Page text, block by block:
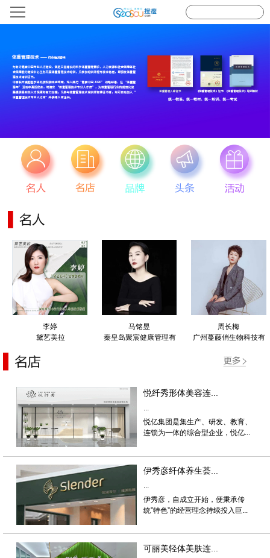
李婷
黛艺美拉
马铭昱
秦皇岛聚宸健康管理有
周长梅
广州蔓藤俏生物科技有
悦纤秀形体美容连...
...
悦亿集团是集生产、研发、教育、
连锁为一体的综合型企业，悦亿...
伊秀彦纤体养生荟...
伊秀彦，自成立开始，便秉承传
统”特色”的经营理念持续投入巨...
可丽美轻体美肤连...